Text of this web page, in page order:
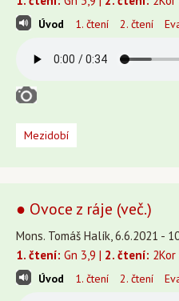
Úvod 1. čtení 2. čtení
Mezidobí
● Ovoce z ráje (več.)
Mons. Tomáš Halík, 6.6.2021 -
1. čtení: Gn 3,9 | 2. čtení: 2Kor
Úvod 1. čtení 2. čtení